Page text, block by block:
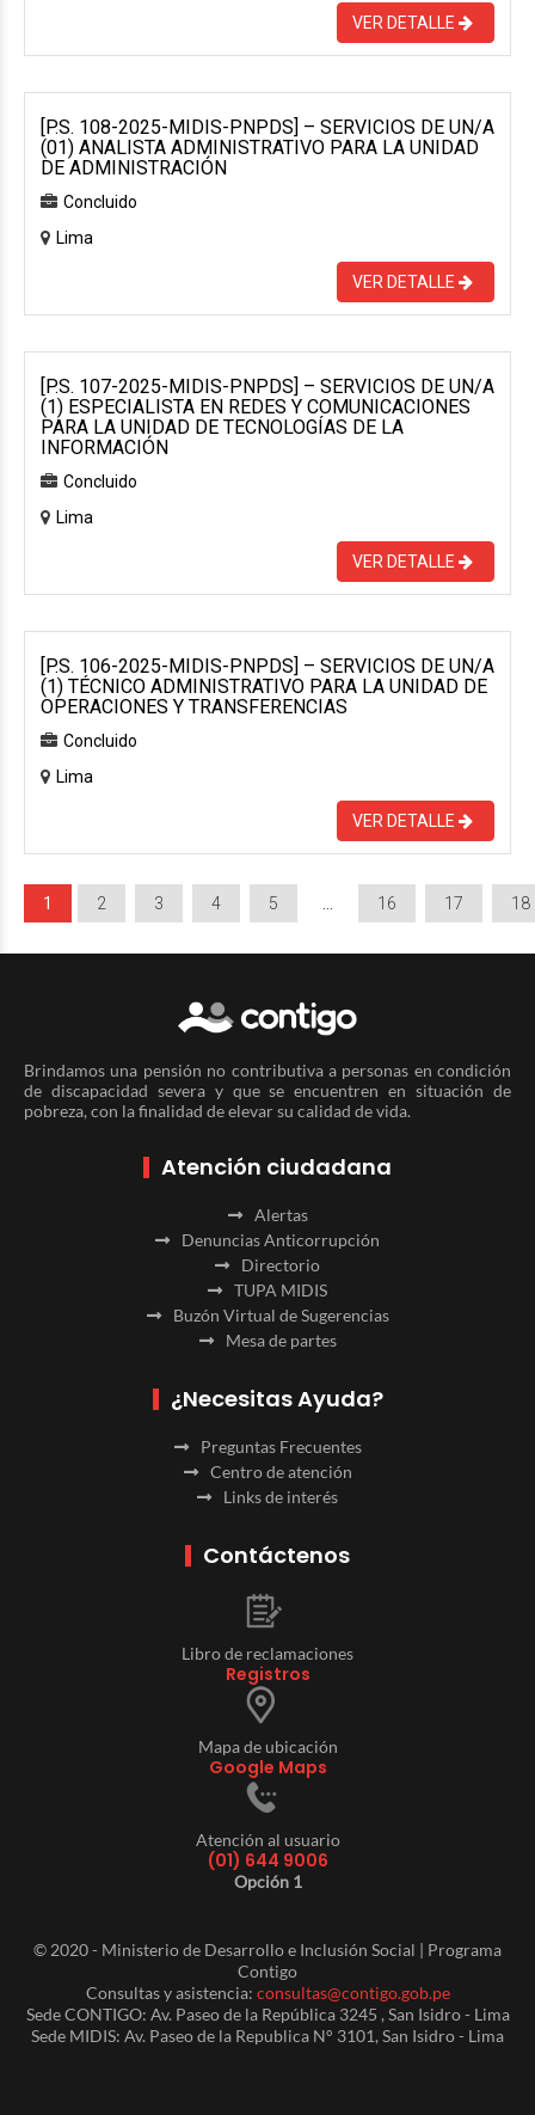
VER DETALLE
[P.S. 108-2025-MIDIS-PNPDS] – SERVICIOS DE UN/A
(01) ANALISTA ADMINISTRATIVO PARA LA UNIDAD
DE ADMINISTRACIÓN
Concluido
Lima
VER DETALLE
[P.S. 107-2025-MIDIS-PNPDS] – SERVICIOS DE UN/A
(1) ESPECIALISTA EN REDES Y COMUNICACIONES
PARA LA UNIDAD DE TECNOLOGÍAS DE LA
INFORMACIÓN
Concluido
Lima
VER DETALLE
[P.S. 106-2025-MIDIS-PNPDS] – SERVICIOS DE UN/A
(1) TÉCNICO ADMINISTRATIVO PARA LA UNIDAD DE
OPERACIONES Y TRANSFERENCIAS
Concluido
Lima
VER DETALLE
1 2 3 4 5 16 17 18
Brindamos una pensión no contributiva a personas en condición
de discapacidad severa y que se encuentren en situación de
pobreza, con la finalidad de elevar su calidad de vida.
Atención ciudadana
Alertas
Denuncias Anticorrupción
Directorio
TUPA MIDIS
Buzón Virtual de Sugerencias
Mesa de partes
¿Necesitas Ayuda?
Preguntas Frecuentes
Centro de atención
Links de interés
Contáctenos
Libro de reclamaciones
Registros
Mapa de ubicación
Google Maps
Atención al usuario
(01) 644 9006
Opción 1
© 2020 - Ministerio de Desarrollo e Inclusión Social | Programa
Contigo
Consultas y asistencia: consultas@contigo.gob.pe
Sede CONTIGO: Av. Paseo de la República 3245 , San Isidro - Lima
Sede MIDIS: Av. Paseo de la Republica N° 3101, San Isidro - Lima